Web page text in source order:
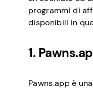
programmi di
disponibili in
1.
Pawns.app è